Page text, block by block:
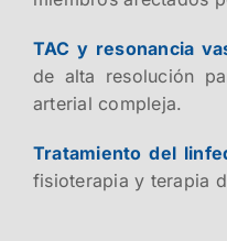
TAC y resonancia
de alta resolución
arterial compleja.
Tratamiento del
fisioterapia y terapia